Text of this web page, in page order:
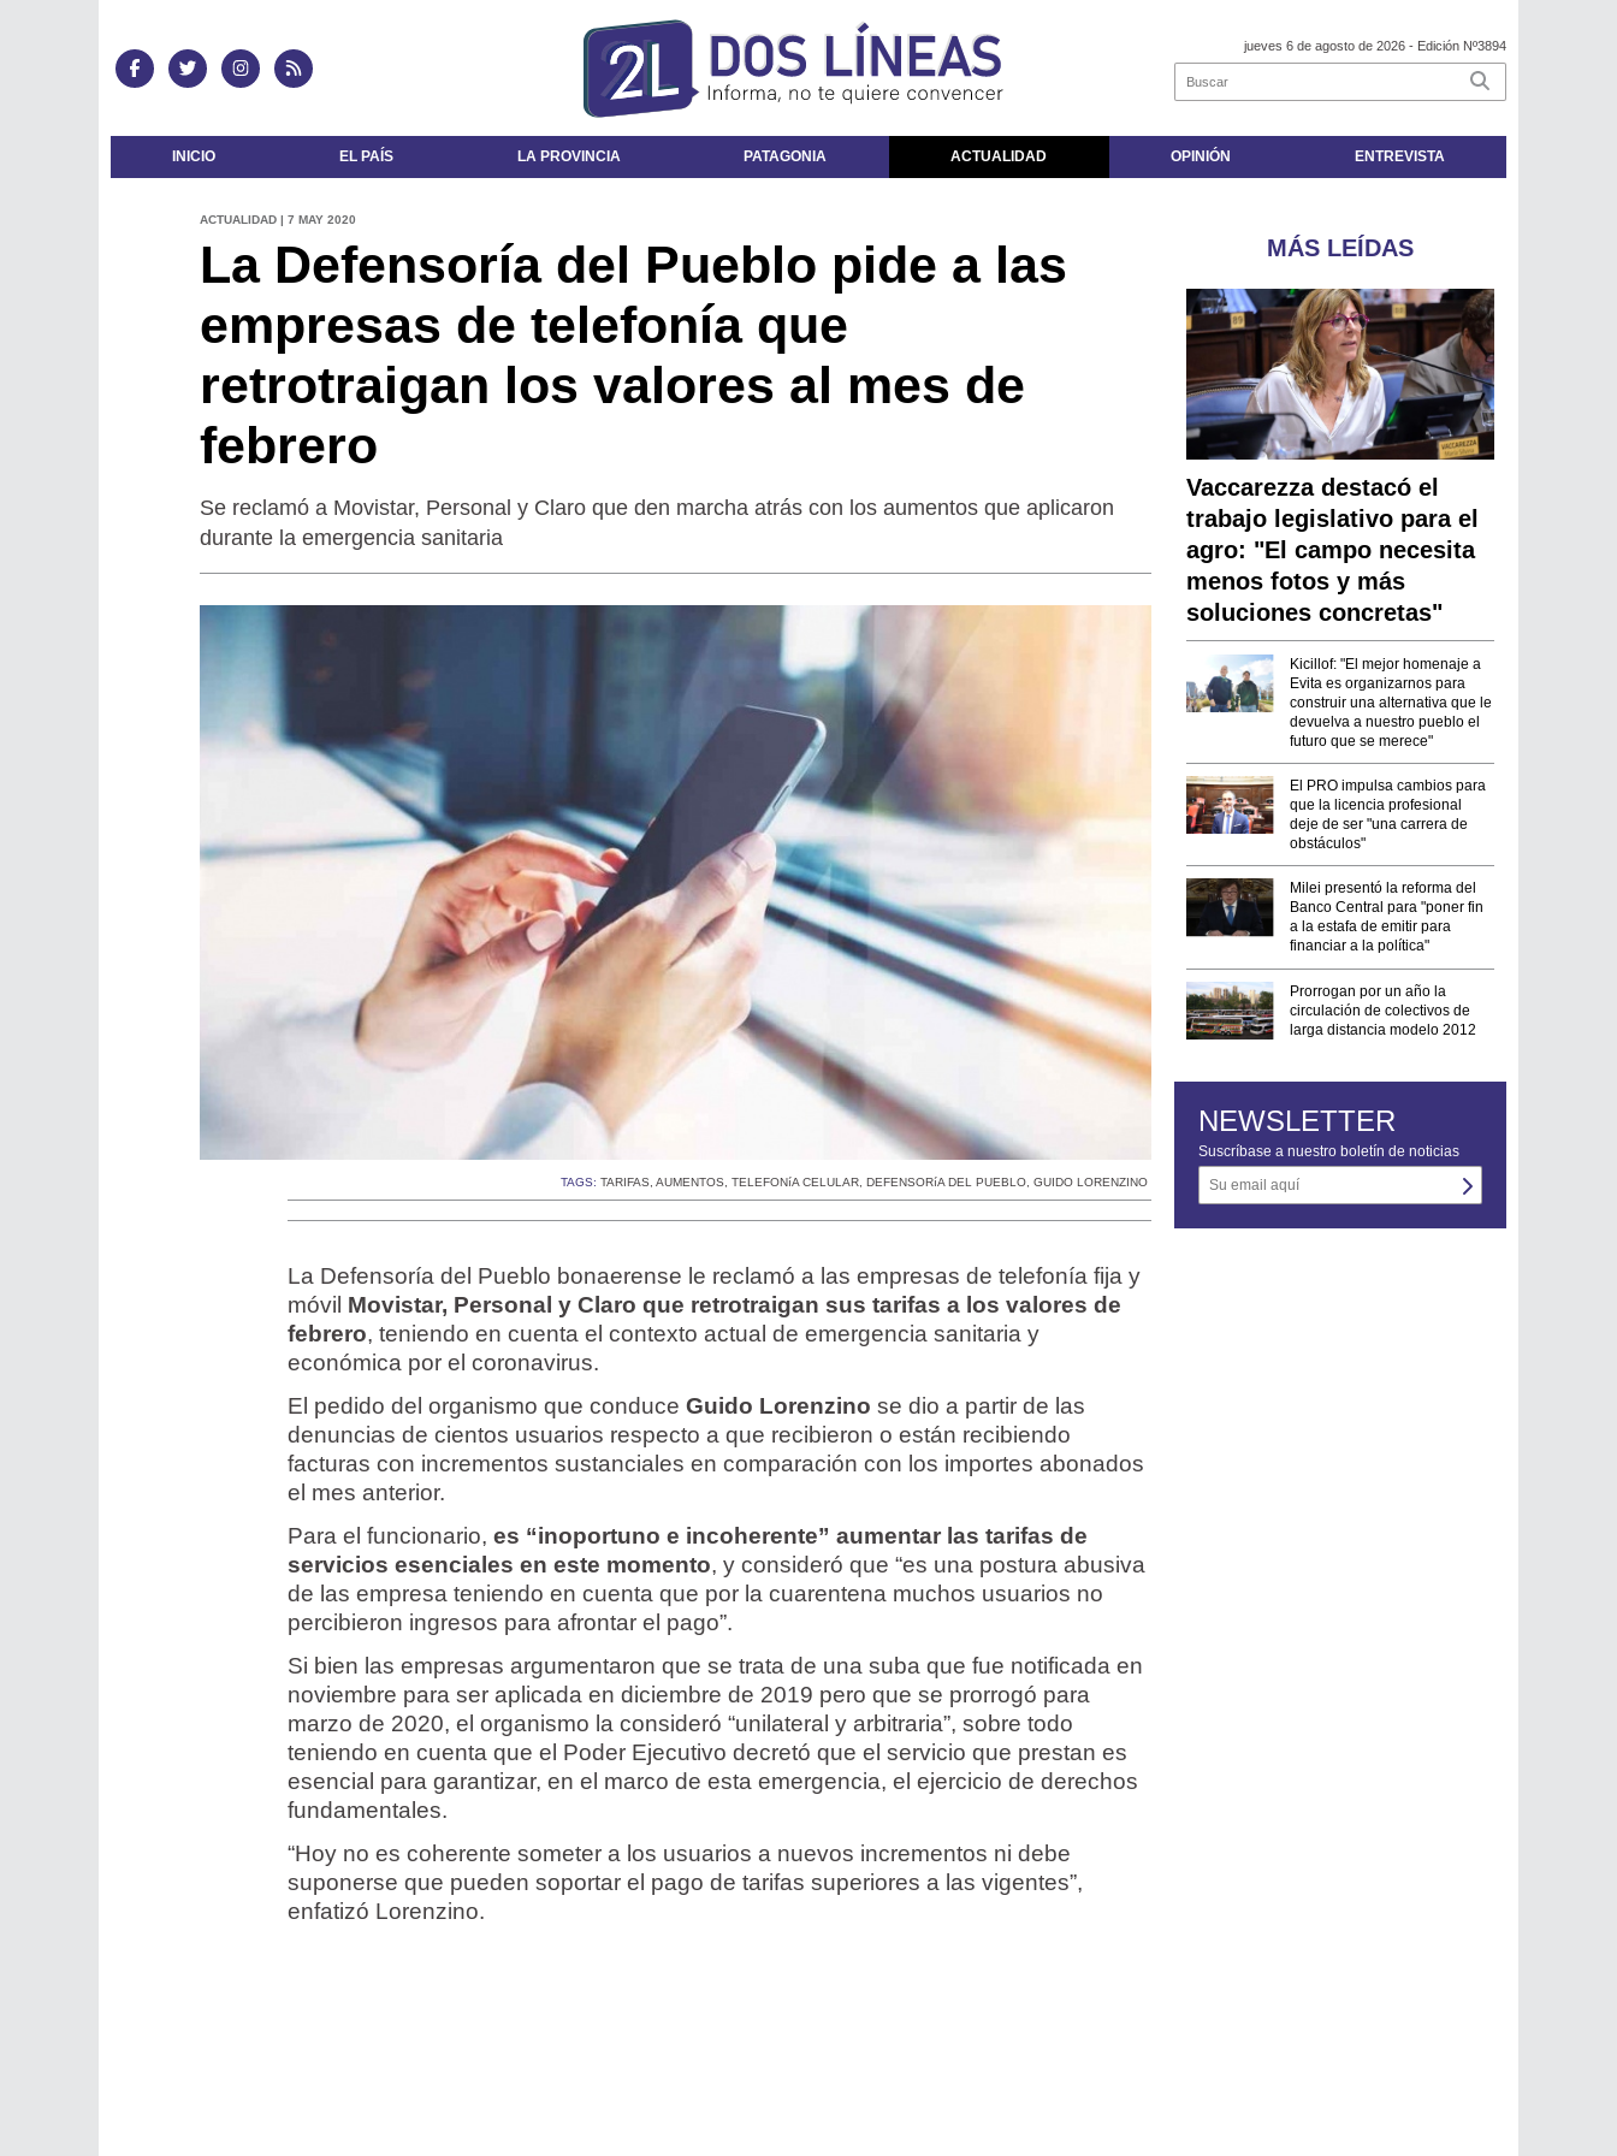
jueves 6 de agosto de 2026 - Edición Nº3894
INICIO EL PAÍS LA PROVINCIA PATAGONIA ACTUALIDAD OPINIÓN ENTREVISTA
ACTUALIDAD | 7 MAY 2020
La Defensoría del Pueblo pide a las
empresas de telefonía que
retrotraigan los valores al mes de
febrero
Se reclamó a Movistar, Personal y Claro que den marcha atrás con los aumentos que aplicaron
durante la emergencia sanitaria
TAGS:TARIFAS ,AUMENTOS ,TELEFONíA CELULAR ,DEFENSORíA DEL PUEBLO ,GUIDO LORENZINO
La Defensoría del Pueblo bonaerense le reclamó a las empresas de telefonía fija y
móvil Movistar, Personal y Claro que retrotraigan sus tarifas a los valores de
febrero, teniendo en cuenta el contexto actual de emergencia sanitaria y
económica por el coronavirus.
El pedido del organismo que conduceGuido Lorenzino se dio a partir de las
denuncias de cientos usuarios respecto a que recibieron o están recibiendo
facturas con incrementos sustanciales en comparación con los importes abonados
el mes anterior.
Para el funcionario,es “inoportuno e incoherente” aumentar las tarifas de
servicios esenciales en este momento, y consideró que “es una postura abusiva
de las empresa teniendo en cuenta que por la cuarentena muchos usuarios no
percibieron ingresos para afrontar el pago”.
Si bien las empresas argumentaron que se trata de una suba que fue notificada en
noviembre para ser aplicada en diciembre de 2019 pero que se prorrogó para
marzo de 2020, el organismo la consideró “unilateral y arbitraria”, sobre todo
teniendo en cuenta que el Poder Ejecutivo decretó que el servicio que prestan es
esencial para garantizar, en el marco de esta emergencia, el ejercicio de derechos
fundamentales.
“Hoy no es coherente someter a los usuarios a nuevos incrementos ni debe
suponerse que pueden soportar el pago de tarifas superiores a las vigentes”,
enfatizó Lorenzino.
MÁS LEÍDAS
Vaccarezza destacó el
trabajo legislativo para el
agro: "El campo necesita
menos fotos y más
soluciones concretas"
Kicillof: "El mejor homenaje a
Evita es organizarnos para
construir una alternativa que le
devuelva a nuestro pueblo el
futuro que se merece"
El PRO impulsa cambios para
que la licencia profesional
deje de ser "una carrera de
obstáculos"
Milei presentó la reforma del
Banco Central para "poner fin
a la estafa de emitir para
financiar a la política"
Prorrogan por un año la
circulación de colectivos de
larga distancia modelo 2012
NEWSLETTER
Suscríbase a nuestro boletín de noticias